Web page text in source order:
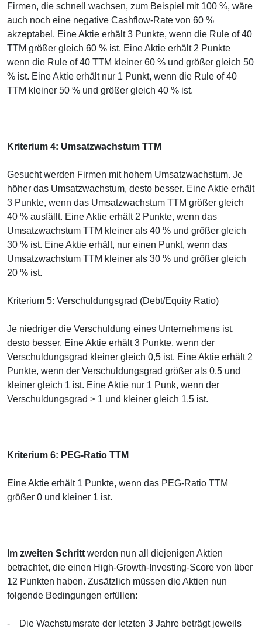
Firmen, die schnell wachsen, zum Beispiel mit 100 %, wäre
auch noch eine negative Cashflow-Rate von 60 %
akzeptabel. Eine Aktie erhält 3 Punkte, wenn die Rule of 40
TTM größer gleich 60 % ist. Eine Aktie erhält 2 Punkte
wenn die Rule of 40 TTM kleiner 60 % und größer gleich 50
% ist. Eine Aktie erhält nur 1 Punkt, wenn die Rule of 40
TTM kleiner 50 % und größer gleich 40 % ist.
Kriterium 4: Umsatzwachstum TTM
Gesucht werden Firmen mit hohem Umsatzwachstum. Je
höher das Umsatzwachstum, desto besser. Eine Aktie erhält
3 Punkte, wenn das Umsatzwachstum TTM größer gleich
40 % ausfällt. Eine Aktie erhält 2 Punkte, wenn das
Umsatzwachstum TTM kleiner als 40 % und größer gleich
30 % ist. Eine Aktie erhält, nur einen Punkt, wenn das
Umsatzwachstum TTM kleiner als 30 % und größer gleich
20 % ist.
Kriterium 5: Verschuldungsgrad (Debt/Equity Ratio)
Je niedriger die Verschuldung eines Unternehmens ist,
desto besser. Eine Aktie erhält 3 Punkte, wenn der
Verschuldungsgrad kleiner gleich 0,5 ist. Eine Aktie erhält 2
Punkte, wenn der Verschuldungsgrad größer als 0,5 und
kleiner gleich 1 ist. Eine Aktie nur 1 Punk, wenn der
Verschuldungsgrad > 1 und kleiner gleich 1,5 ist.
Kriterium 6: PEG-Ratio TTM
Eine Aktie erhält 1 Punkte, wenn das PEG-Ratio TTM
größer 0 und kleiner 1 ist.
Im zweiten Schritt werden nun all diejenigen Aktien
betrachtet, die einen High-Growth-Investing-Score von über
12 Punkten haben. Zusätzlich müssen die Aktien nun
folgende Bedingungen erfüllen:
- Die Wachstumsrate der letzten 3 Jahre beträgt jeweils